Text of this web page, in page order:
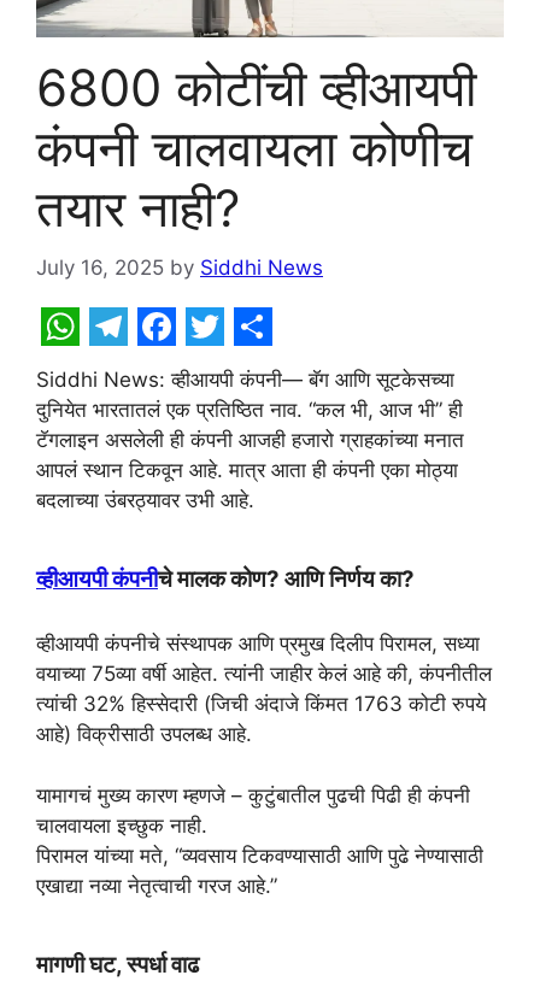
6800 कोटींची व्हीआयपी
कंपनी चालवायला कोणीच
तयार नाही?
July 16, 2025 by Siddhi News
W
h
a
t
s
A
p
p
T
e
l
e
g
r
a
m
F
a
c
e
b
o
o
k
T
w
i
t
t
r
S
h
a
r
e
Siddhi News: व्हीआयपी कंपनी— बॅग आणि सूटकेसच्या
दुनियेत भारतातलं एक प्रतिष्ठित नाव. “कल भी, आज भी” ही
टॅगलाइन असलेली ही कंपनी आजही हजारो ग्राहकांच्या मनात
आपलं स्थान टिकवून आहे. मात्र आता ही कंपनी एका मोठ्या
बदलाच्या उंबरठ्यावर उभी आहे.
व्हीआयपी कंपनीचे मालक कोण? आणि निर्णय का?
व्हीआयपी कंपनीचे संस्थापक आणि प्रमुख दिलीप पिरामल, सध्या
वयाच्या 75व्या वर्षी आहेत. त्यांनी जाहीर केलं आहे की, कंपनीतील
त्यांची 32% हिस्सेदारी (जिची अंदाजे किंमत 1763 कोटी रुपये
आहे) विक्रीसाठी उपलब्ध आहे.
यामागचं मुख्य कारण म्हणजे – कुटुंबातील पुढची पिढी ही कंपनी
चालवायला इच्छुक नाही.
पिरामल यांच्या मते, “व्यवसाय टिकवण्यासाठी आणि पुढे नेण्यासाठी
एखाद्या नव्या नेतृत्वाची गरज आहे.”
मागणी घट, स्पर्धा वाढ